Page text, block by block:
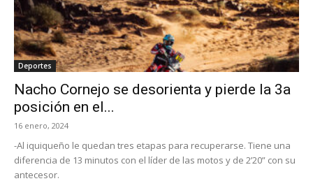
Deportes
Nacho Cornejo se desorienta y pierde la 3a
posición en el...
16 enero, 2024
-Al iquiqueño le quedan tres etapas para recuperarse. Tiene una
diferencia de 13 minutos con el líder de las motos y de 2’20” con su
antecesor.